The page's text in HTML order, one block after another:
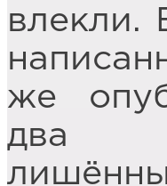
влекли.
же
два